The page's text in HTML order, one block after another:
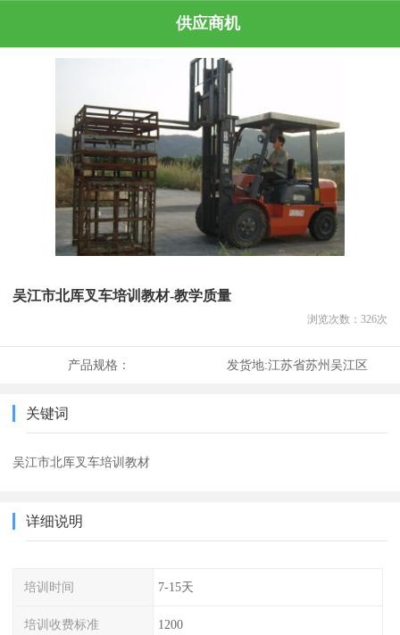
供应商机
吴江市北厍叉车培训教材-教学质量
浏览次数： 326次
产品规格： 发货地:江苏省苏州吴江区
关键词
吴江市北厍叉车培训教材
详细说明
培训时间 7-15天
培训收费标准 1200